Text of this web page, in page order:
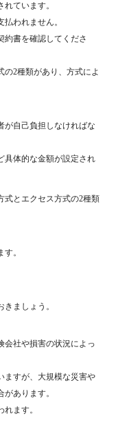
ています。
われません。
約書を確認してくださ
の2種類があり、方式によ
が自己負担しなければな
具体的な金額が設定され
式とエクセス方式の2種類
。
ましょう。
会社や損害の状況によっ
ますが、大規模な災害や
あります。
ます。